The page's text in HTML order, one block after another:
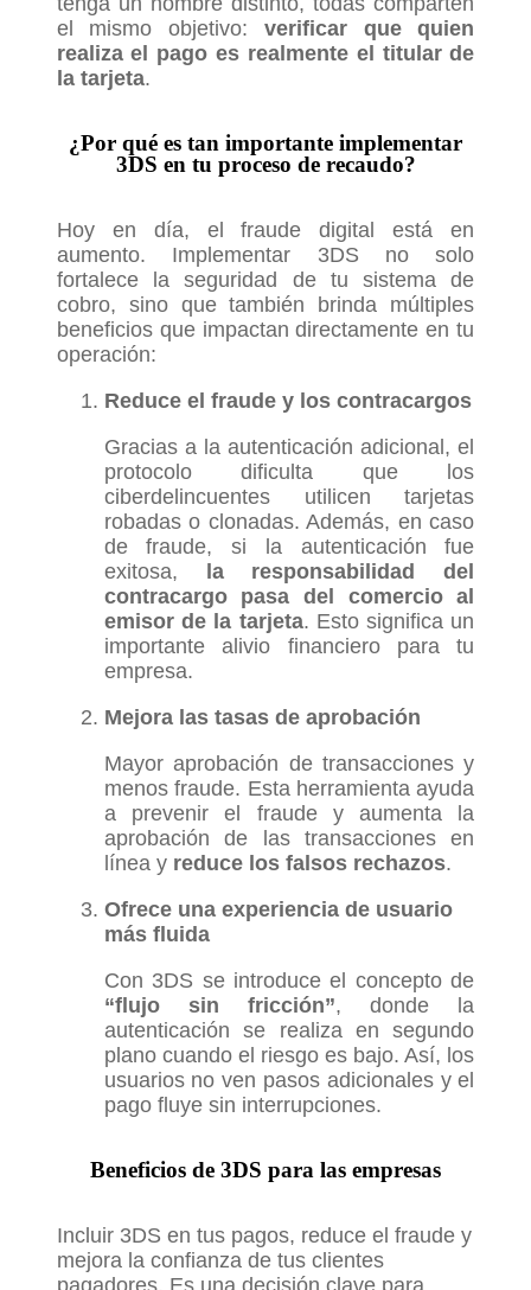
el mismo objetivo: verificar que quien
realiza el pago es realmente el titular de
la tarjeta.
¿Por qué es tan importante implementar
3DS en tu proceso de recaudo?
Hoy en día, el fraude digital está en
aumento. Implementar 3DS no solo
fortalece la seguridad de tu sistema de
cobro, sino que también brinda múltiples
beneficios que impactan directamente en tu
operación:
Reduce el fraude y los contracargos
Gracias a la autenticación adicional, el
protocolo dificulta que los
ciberdelincuentes utilicen tarjetas
robadas o clonadas. Además, en caso
de fraude, si la autenticación fue
exitosa, la responsabilidad del
contracargo pasa del comercio al
emisor de la tarjeta. Esto significa un
importante alivio financiero para tu
empresa.
Mejora las tasas de aprobación
Mayor aprobación de transacciones y
menos fraude. Esta herramienta ayuda
a prevenir el fraude y aumenta la
aprobación de las transacciones en
línea y reduce los falsos rechazos.
Ofrece una experiencia de usuario
más fluida
Con 3DS se introduce el concepto de
“flujo sin fricción”, donde la
autenticación se realiza en segundo
plano cuando el riesgo es bajo. Así, los
usuarios no ven pasos adicionales y el
pago fluye sin interrupciones.
Beneficios de 3DS para las empresas
Incluir 3DS en tus pagos, reduce el fraude y
mejora la confianza de tus clientes